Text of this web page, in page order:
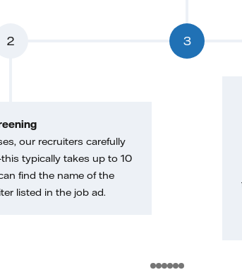
2
our recruiters carefully
typically takes up to 10
find the name of the
listed in the job ad.
3